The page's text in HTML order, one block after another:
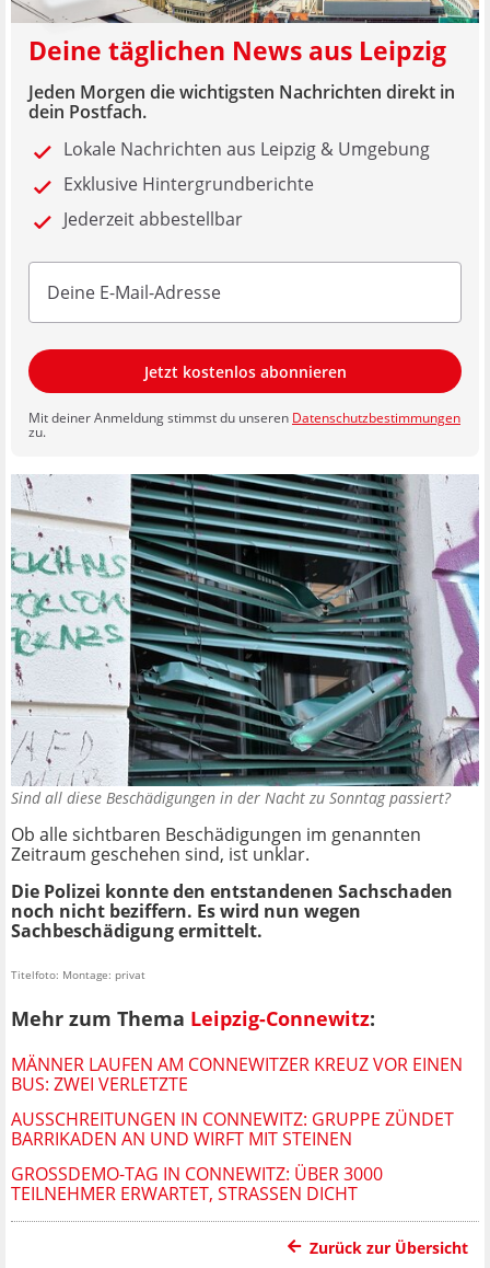
Deine täglichen News aus Leipzig
Jeden Morgen die wichtigsten Nachrichten direkt in
dein Postfach.
Lokale Nachrichten aus Leipzig & Umgebung
Exklusive Hintergrundberichte
Jederzeit abbestellbar
Jetzt kostenlos abonnieren
Mit deiner Anmeldung stimmst du unseren Datenschutzbestimmungen
zu.
Sind all diese Beschädigungen in der Nacht zu Sonntag passiert?
Ob alle sichtbaren Beschädigungen im genannten
Zeitraum geschehen sind, ist unklar.
Die Polizei konnte den entstandenen Sachschaden
noch nicht beziffern. Es wird nun wegen
Sachbeschädigung ermittelt.
Titelfoto: Montage: privat
Mehr zum Thema Leipzig-Connewitz:
MÄNNER LAUFEN AM CONNEWITZER KREUZ VOR EINEN
BUS: ZWEI VERLETZTE
AUSSCHREITUNGEN IN CONNEWITZ: GRUPPE ZÜNDET
BARRIKADEN AN UND WIRFT MIT STEINEN
GROSSDEMO-TAG IN CONNEWITZ: ÜBER 3000 T
EILNEHMER ERWARTET, STRASSEN DICHT
Zurück zur Übersicht